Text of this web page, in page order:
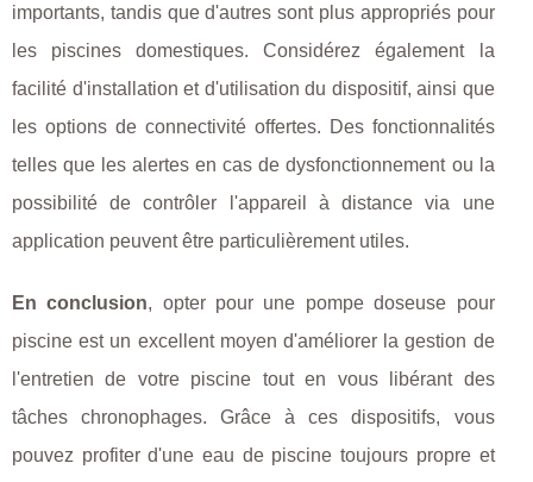
importants, tandis que d'autres sont plus appropriés pour
les piscines domestiques. Considérez également la
facilité d'installation et d'utilisation du dispositif, ainsi que
les options de connectivité offertes. Des fonctionnalités
telles que les alertes en cas de dysfonctionnement ou la
possibilité de contrôler l'appareil à distance via une
application peuvent être particulièrement utiles.
En conclusion, opter pour une pompe doseuse pour
piscine est un excellent moyen d'améliorer la gestion de
l'entretien de votre piscine tout en vous libérant des
tâches chronophages. Grâce à ces dispositifs, vous
pouvez profiter d'une eau de piscine toujours propre et